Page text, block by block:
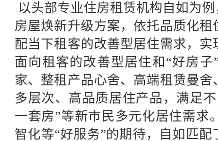
以头部专业住房租赁机构 自如为
房屋焕新升级方案，依托品质化
配当下租客的改善型居住需求，
面向租客的改善型居住和“好房
家、 整租产品心舍、 高端租赁曼舍
多层次、高品质居住产品，满足
一套房”等新市民多元化居住需求
智化等“好服务”的期待，自如匹配